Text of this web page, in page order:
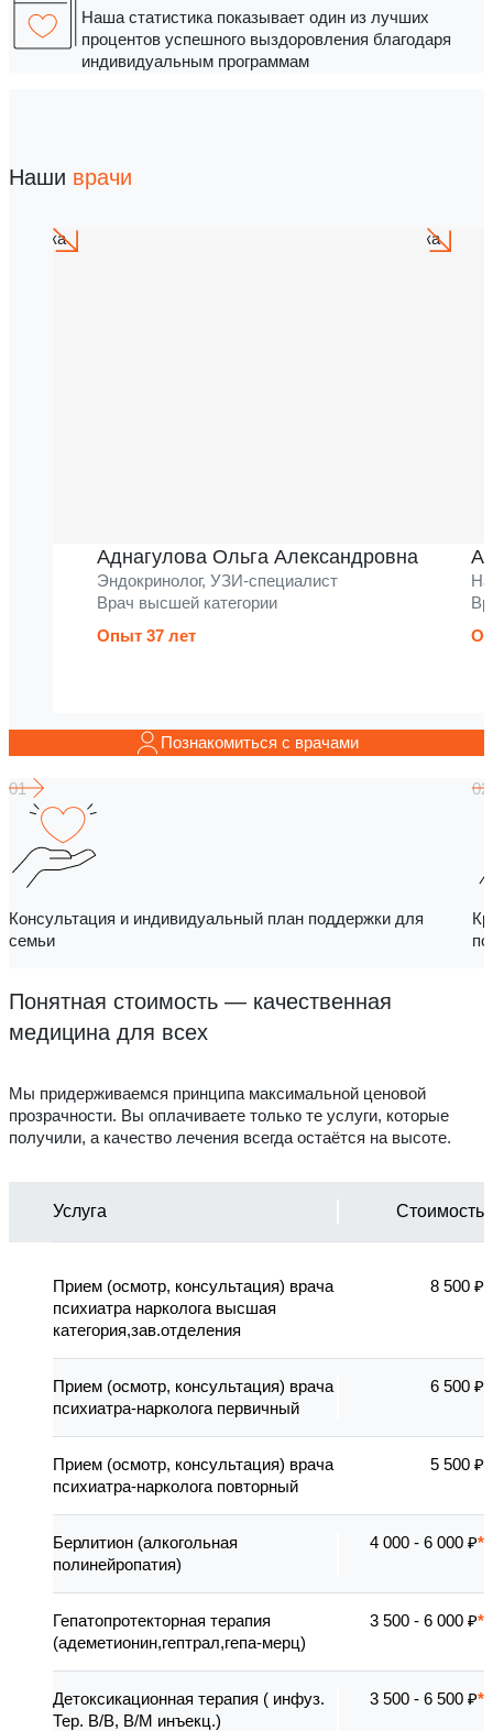
Наша статистика показывает один из лучших
процентов успешного выздоровления благодаря
индивидуальным программам
Наши врачи
Аднагулова Ольга Александровна
Эндокринолог, УЗИ-специалист
Врач высшей категории
Опыт 37 лет
Познакомиться с врачами
Консультация и индивидуальный план поддержки для
семьи
Понятная стоимость — качественная
медицина для всех
Мы придерживаемся принципа максимальной ценовой
прозрачности. Вы оплачиваете только те услуги, которые
получили, а качество лечения всегда остаётся на высоте.
Услуга Стоимость
Прием (осмотр, консультация) врача
психиатра нарколога высшая
категория,зав.отделения
8 500 ₽
Прием (осмотр, консультация) врача
психиатра-нарколога первичный
6 500 ₽
Прием (осмотр, консультация) врача
психиатра-нарколога повторный
5 500 ₽
Берлитион (алкогольная
полинейропатия)
4 000 - 6 000 ₽
Гепатопротекторная терапия
(адеметионин,гептрал,гепа-мерц)
3 500 - 6 000 ₽
Детоксикационная терапия ( инфуз.
Тер. В/В, В/М инъекц.)
3 500 - 6 500 ₽